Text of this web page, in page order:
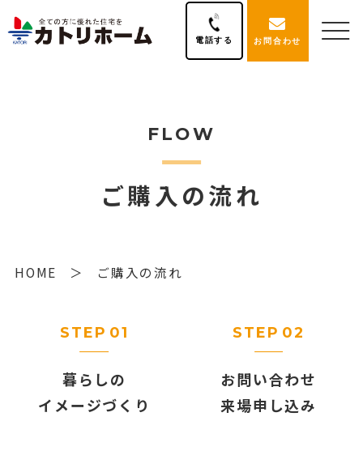
電話する お問合わせ
FLOW
ご購入の流れ
HOME ご購入の流れ
STEP 01
暮らしの
イメージづくり
STEP 02
お問い合わせ
来場申し込み